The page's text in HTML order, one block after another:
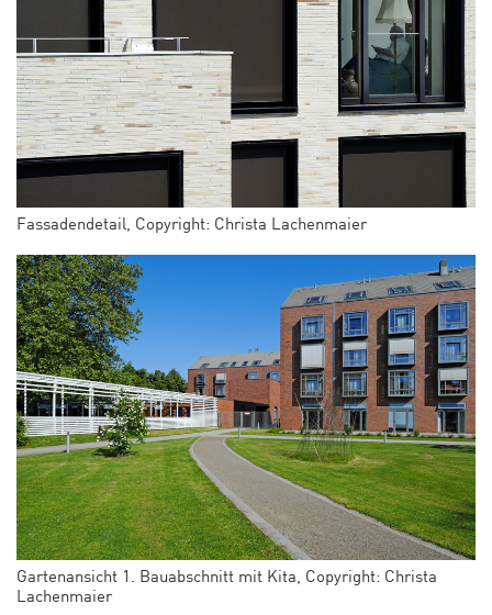
Fassadendetail, Copyright: Christa Lachenmaier
Gartenansicht 1. Bauabschnitt mit Kita, Copyright: Christa
Lachenmaier